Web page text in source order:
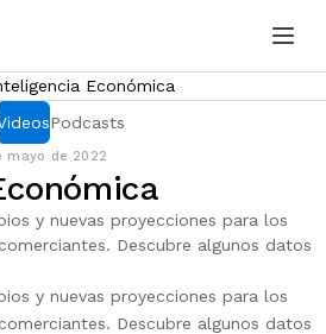
Económica
Podcasts
mayo de 2022
y nuevas proyecciones para los
Descubre algunos datos
y nuevas proyecciones para los
Descubre algunos datos